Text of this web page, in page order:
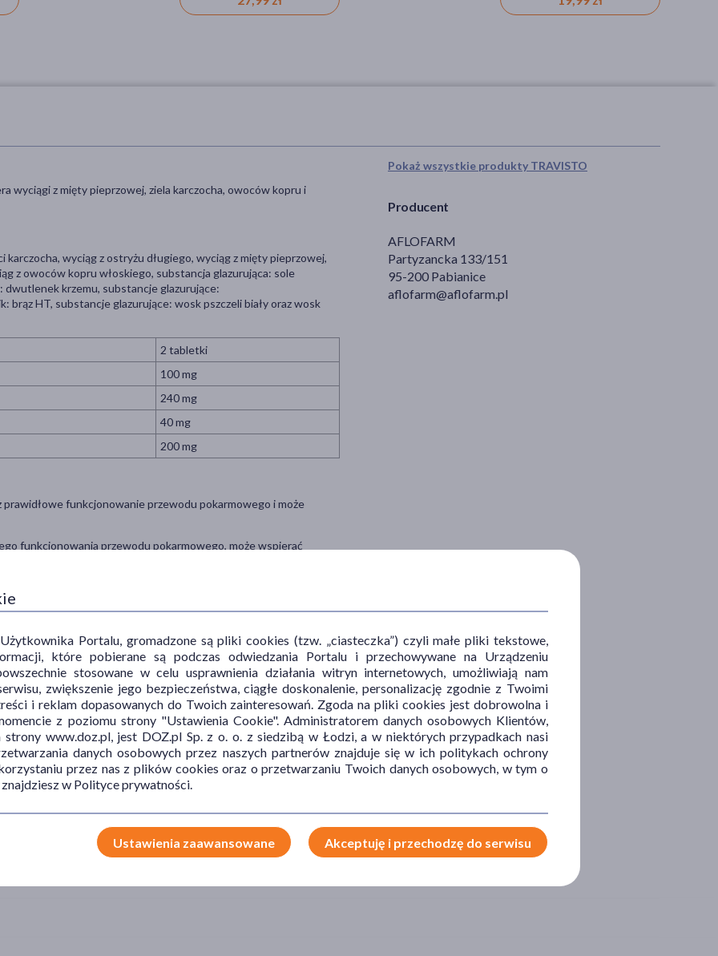
niestrawność, nudności,
trawienie, zespół jelita
Pokaż wszystkie produkty TRAVISTO
Producent
AFLOFARM
Partyzancka 133/151
95-200 Pabianice
aflofarm@aflofarm.pl
z mięty pieprzowej, ziela karczocha, owoców kopru i
wyciąg z ostryżu długiego, wyciąg z mięty pieprzowej,
z owoców kopru włoskiego, substancja glazurująca: sole
dwutlenek krzemu, substancje glazurujące:
HT, substancje glazurujące: wosk pszczeli biały oraz wosk
2 tabletki
100 mg
240 mg
40 mg
200 mg
funkcjonowanie przewodu pokarmowego i może
funkcjonowania przewodu pokarmowego, może wspierać
trawiennych, może pomagać w utrzymaniu prawidłowego
komfortu jelitowego.
funkcjonowanie przewodu pokarmowego, może wspomagać
funkcjonowania wątroby, może wspierać prawidłową
w wątrobie.
preparatu. Nie należy przekraczać zalecanej porcji do
efekt przeczyszczający. Kobiety w ciąży i karmiące piersią
substytut (zamiennik) zróżnicowanej diety. Zalecany jest
w temperaturze nie przekraczającej 25°C.
Portalu, gromadzone są pliki cookies (tzw. „ciasteczka”) czyli małe pliki tekstowe,
które pobierane są podczas odwiedzania Portalu i przechowywane na Urządzeniu
stosowane w celu usprawnienia działania witryn internetowych, umożliwiają nam
zwiększenie jego bezpieczeństwa, ciągłe doskonalenie, personalizację zgodnie z Twoimi
i reklam dopasowanych do Twoich zainteresowań. Zgoda na pliki cookies jest dobrowolna i
z poziomu strony "Ustawienia Cookie". Administratorem danych osobowych Klientów,
www.doz.pl, jest DOZ.pl Sp. z o. o. z siedzibą w Łodzi, a w niektórych przypadkach nasi
danych osobowych przez naszych partnerów znajduje się w ich politykach ochrony
przez nas z plików cookies oraz o przetwarzaniu Twoich danych osobowych, w tym o
w Polityce prywatności.
Ustawienia zaawansowane Akceptuję i przechodzę do serwisu